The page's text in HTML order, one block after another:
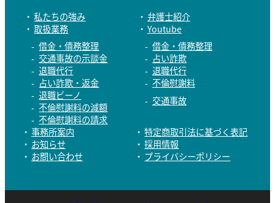
T
b
e
a
m
a
c
e
b
o
o
k
私たちの強み
取扱業務
借金・債務整理
交通事故の示談金
退職代行
占い詐欺・返金
退職ビーノ
不倫慰謝料の減額
不倫慰謝料の請求
弁護士紹介
Youtube
借金・債務整理
占い詐欺
退職代行
不倫慰謝料
交通事故
事務所案内
特定商取引法に基づく表記
お知らせ
採用情報
お問い合わせ
プライバシーポリシー